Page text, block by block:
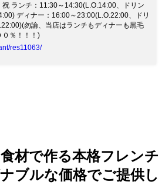
客様同士が密着しません。 少人数様でも個室
ができますのでお気軽にお申し付け下さい。
の個室 ・接待・記念日 ガーデン風テーブル
12名） ・団体様に掘りごたつ個室（2～20
ートにピッタリ和風半個室（2～4名） ◆厳選
祝 ランチ：11:30～14:30(L.O.14:00、ドリン
、ドリ
勿論、当店はランチもディナーも黒毛
０％！！！)
res11063/
材で作る本格フレンチ
ブルな価格でご提供し